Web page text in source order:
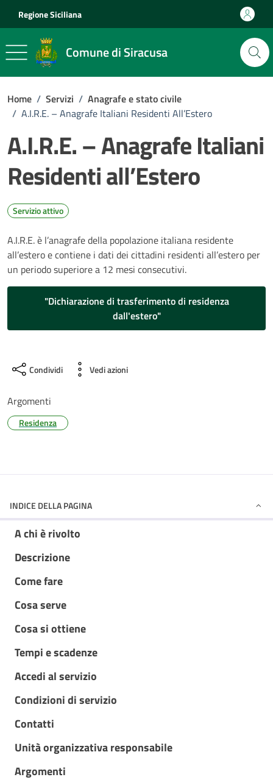
Regione Siciliana
Comune di Siracusa
Home / Servizi / Anagrafe e stato civile
/ A.I.R.E. – Anagrafe Italiani Residenti All’Estero
A.I.R.E. – Anagrafe Italiani
Residenti all’Estero
Servizio attivo
A.I.R.E. è l’anagrafe della popolazione italiana residente
all’estero e contiene i dati dei cittadini residenti all’estero per
un periodo superiore a 12 mesi consecutivi.
"Dichiarazione di trasferimento di residenza
dall'estero"
Condividi Vedi azioni
Argomenti
Residenza
INDICE DELLA PAGINA
A chi è rivolto
Descrizione
Come fare
Cosa serve
Cosa si ottiene
Tempi e scadenze
Accedi al servizio
Condizioni di servizio
Contatti
Unità organizzativa responsabile
Argomenti